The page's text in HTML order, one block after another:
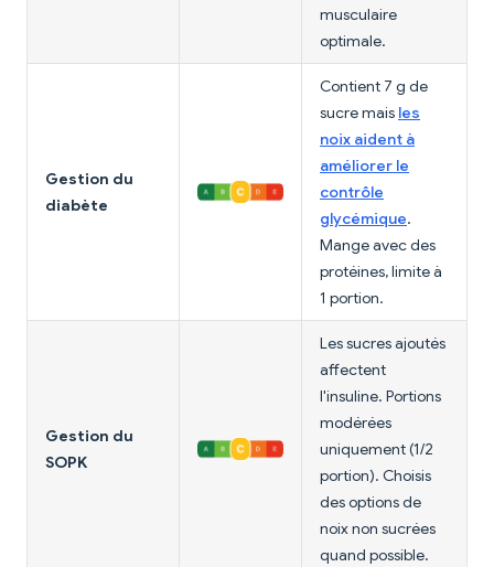
musculaire
optimale.
Gestion du
diabète
Contient 7 g de
sucre mais les
noix aident à
améliorer le
contrôle
glycémique.
Mange avec des
protéines, limite à
1 portion.
Gestion du
SOPK
Les sucres ajoutés
affectent
l'insuline. Portions
modérées
uniquement (1/2
portion). Choisis
des options de
noix non sucrées
quand possible.